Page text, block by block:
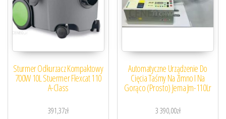
Sturmer Odkurzacz Kompaktowy
700W 10L Stuermer Flexcat 110
A-Class
391,37zł
Automatyczne Urządzenie Do
Cięcia Taśmy Na Zimno I Na
Gorąco (Prosto) Jema Jm-110Lr
3 390,00zł